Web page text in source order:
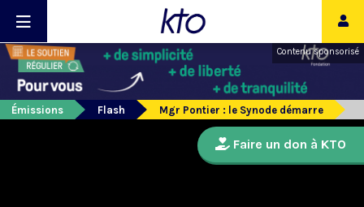
Contenu sponsorisé
Émissions Flash Mgr Pontier : le Synode démarre
Faire un don à KTO